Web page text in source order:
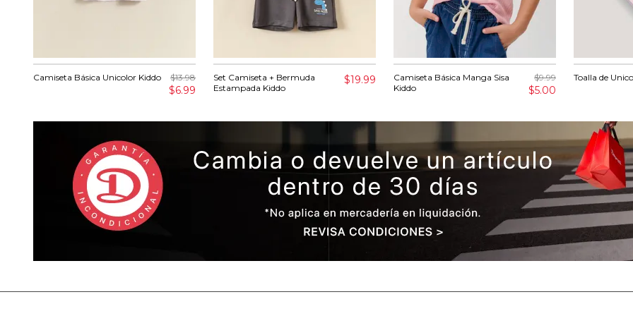
Camiseta Básica Unicolor Kiddo $13.98
$6.99
Set Camiseta + Bermuda
Estampada Kiddo
$19.99
Camiseta Básica Manga Sisa
Kiddo
$9.99
$5.00
Toalla de